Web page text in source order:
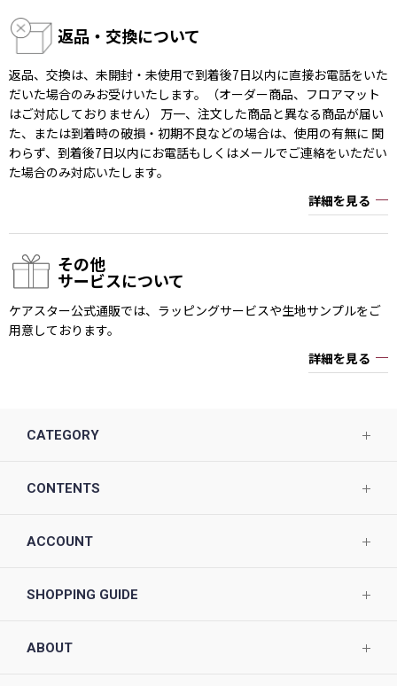
返品・交換について
返品、交換は、未開封・未使用で到着後7日以内に直接お電話をいた
だいた場合のみお受けいたします。（オーダー商品、フロアマット
はご対応しておりません） 万一、注文した商品と異なる商品が届い
た、または到着時の破損・初期不良などの場合は、使用の有無に 関
わらず、到着後7日以内にお電話もしくはメールでご連絡をいただい
た場合のみ対応いたします。
詳細を見る
その他
サービスについて
ケアスター公式通販では、ラッピングサービスや生地サンプルをご
用意しております。
詳細を見る
CATEGORY
CONTENTS
ACCOUNT
SHOPPING GUIDE
ABOUT